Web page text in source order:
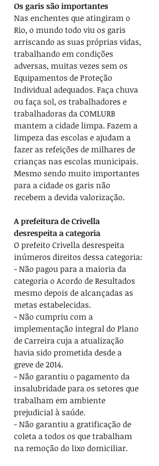
Os garis são importantes
Nas enchentes que atingiram o
Rio, o mundo todo viu os garis
arriscando as suas próprias vidas,
trabalhando em condições
adversas, muitas vezes sem os
Equipamentos de Proteção
Individual adequados. Faça chuva
ou faça sol, os trabalhadores e
trabalhadoras da COMLURB
mantem a cidade limpa. Fazem a
limpeza das escolas e ajudam a
fazer as refeições de milhares de
crianças nas escolas municipais.
Mesmo sendo muito importantes
para a cidade os garis não
recebem a devida valorização.
A prefeitura de Crivella
desrespeita a categoria
O prefeito Crivella desrespeita
inúmeros direitos dessa categoria:
- Não pagou para a maioria da
categoria o Acordo de Resultados
mesmo depois de alcançadas as
metas estabelecidas.
- Não cumpriu com a
implementação integral do Plano
de Carreira cuja a atualização
havia sido prometida desde a
greve de 2014.
- Não garantiu o pagamento da
insalubridade para os setores que
trabalham em ambiente
prejudicial à saúde.
- Não garantiu a gratificação de
coleta a todos os que trabalham
na remoção do lixo domiciliar.